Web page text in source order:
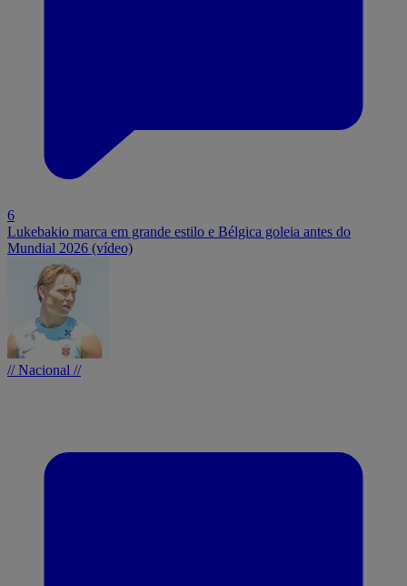
6
Lukebakio marca em grande estilo e Bélgica goleia antes do
Mundial 2026 (vídeo)
// Nacional //